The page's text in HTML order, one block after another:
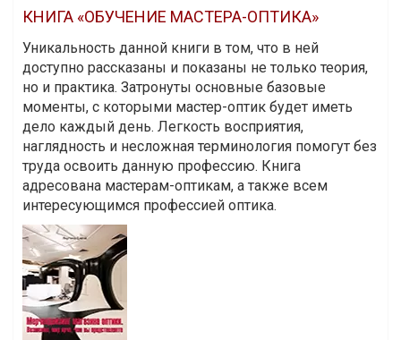
КНИГА «ОБУЧЕНИЕ МАСТЕРА-ОПТИКА»
Уникальность данной книги в том, что в ней
доступно рассказаны и показаны не только теория,
но и практика. Затронуты основные базовые
моменты, с которыми мастер-оптик будет иметь
дело каждый день. Легкость восприятия,
наглядность и несложная терминология помогут без
труда освоить данную профессию. Книга
адресована мастерам-оптикам, а также всем
интересующимся профессией оптика.